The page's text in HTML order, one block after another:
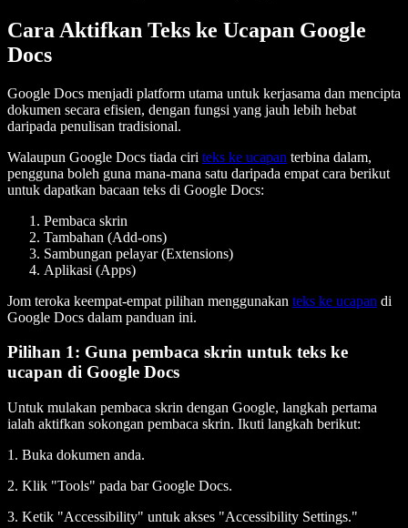
Cara Aktifkan Teks ke Ucapan Google
Docs
Google Docs menjadi platform utama untuk kerjasama dan mencipta
dokumen secara efisien, dengan fungsi yang jauh lebih hebat
daripada penulisan tradisional.
Walaupun Google Docs tiada ciri teks ke ucapan terbina dalam,
pengguna boleh guna mana-mana satu daripada empat cara berikut
untuk dapatkan bacaan teks di Google Docs:
Pembaca skrin
Tambahan (Add-ons)
Sambungan pelayar (Extensions)
Aplikasi (Apps)
Jom teroka keempat-empat pilihan menggunakan teks ke ucapan di
Google Docs dalam panduan ini.
Pilihan 1: Guna pembaca skrin untuk teks ke
ucapan di Google Docs
Untuk mulakan pembaca skrin dengan Google, langkah pertama
ialah aktifkan sokongan pembaca skrin. Ikuti langkah berikut:
1. Buka dokumen anda.
2. Klik "Tools" pada bar Google Docs.
3. Ketik "Accessibility" untuk akses "Accessibility Settings."